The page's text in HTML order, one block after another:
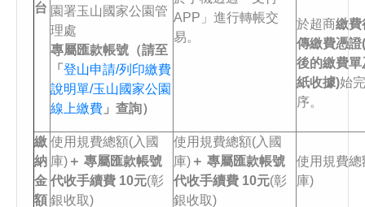
台 園署玉山國家公園管
理處
專屬匯款帳號（請至
「 登山申請/列印繳費
說明單/玉山國家公園
線上繳費 」查詢）
APP」進行轉帳交
易。
於超商繳費
傳繳費憑證
後的繳費單
紙收據)始
序。
繳
納
金
額
使用規費總額(入國
庫) ＋ 專屬匯款帳號
代收手續費 10元(彰
銀收取)
使用規費總額(入國
庫) ＋ 專屬匯款帳號
代收手續費 10元(彰
銀收取)
使用規費總
庫)